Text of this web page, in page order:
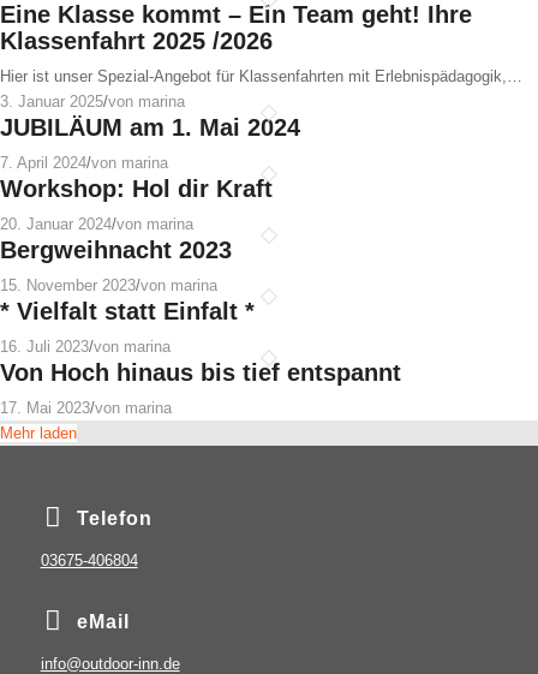
Eine Klasse kommt – Ein Team geht! Ihre
Klassenfahrt 2025 /2026
Hier ist unser Spezial-Angebot für Klassenfahrten mit Erlebnispädagogik,…
3. Januar 2025/von marina
JUBILÄUM am 1. Mai 2024
7. April 2024/von marina
Workshop: Hol dir Kraft
20. Januar 2024/von marina
Bergweihnacht 2023
15. November 2023/von marina
* Vielfalt statt Einfalt *
16. Juli 2023/von marina
Von Hoch hinaus bis tief entspannt
17. Mai 2023/von marina
Mehr laden
Telefon
03675-406804
eMail
info@outdoor-inn.de